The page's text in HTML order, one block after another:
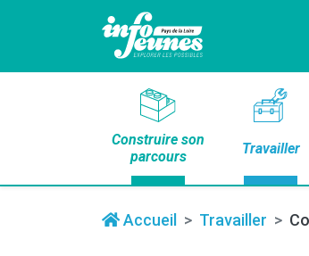
Construire son
parcours
Travailler
Accueil Travailler